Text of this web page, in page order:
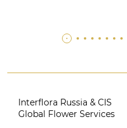
Interflora Russia & CIS
Global Flower Services